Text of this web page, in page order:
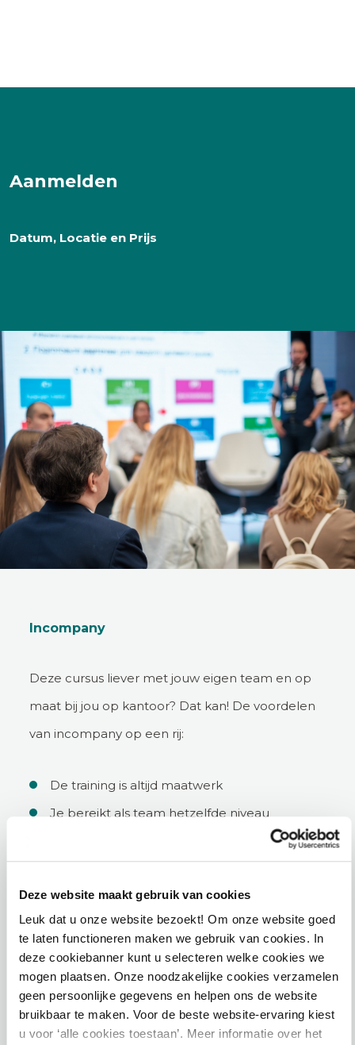
Deze website maakt gebruik van cookies
Leuk dat u onze website bezoekt! Om onze website goed
te laten functioneren maken we gebruik van cookies. In
deze cookiebanner kunt u selecteren welke cookies we
mogen plaatsen. Onze noodzakelijke cookies verzamelen
geen persoonlijke gegevens en helpen ons de website
bruikbaar te maken. Voor de beste website-ervaring kiest
u voor ‘alle cookies toestaan’. Meer informatie over het
Aanmelden
Datum, Locatie en Prijs
Incompany
Deze cursus liever met jouw eigen team en op
maat bij jou op kantoor? Dat kan! De voordelen
van incompany op een rij:
De training is altijd maatwerk
Je bereikt als team hetzelfde niveau
Voorafgaand een vrijblijvend intakegesprek
Bedrijfsspecifieke situaties worden betrokken
Je bepaalt de data van de training
Incompany aanvragen